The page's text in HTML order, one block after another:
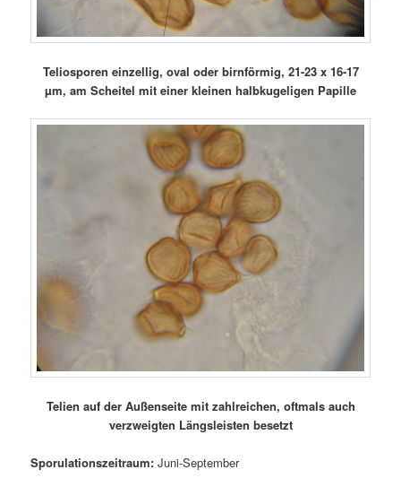
Teliosporen einzellig, oval oder birnförmig, 21-23 x 16-17
µm, am Scheitel mit einer kleinen halbkugeligen Papille
Telien auf der Außenseite mit zahlreichen, oftmals auch
verzweigten Längsleisten besetzt
Sporulationszeitraum: Juni-September